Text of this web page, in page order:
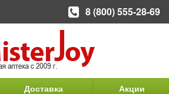
Доставка Акции
8 (800) 555-28-69